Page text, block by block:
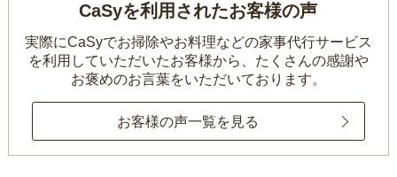
CaSyを利用されたお客様の声
実際にCaSyでお掃除やお料理などの家事代行サービス
を利用していただいたお客様から、 たくさんの感謝や
お褒めのお言葉をいただいております。
お客様の声一覧を見る